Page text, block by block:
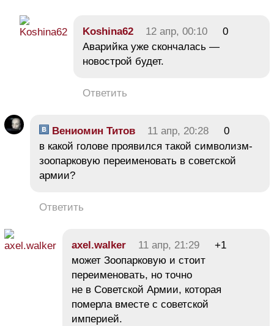
Koshina62 12 апр, 00:10
0
Аварийка уже скончалась —
новострой будет.
Ответить
Вениомин Титов 11 апр, 20:28
0
в какой голове проявился такой символизм-
зоопарковую переименовать в советской
армии?
Ответить
axel.walker 11 апр, 21:29
+1
может Зоопарковую и стоит
переименовать, но точно
не в Советской Армии, которая
померла вместе с советской
империей.